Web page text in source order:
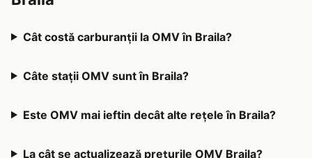
Cât costă carburanții la OMV în Braila?
Câte stații OMV sunt în Braila?
Este OMV mai ieftin decât alte rețele în Braila?
La cât se actualizează prețurile OMV Braila?